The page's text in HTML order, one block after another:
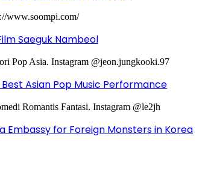
Saeguk Nambeol
Asian Pop Music Performance
Embassy for Foreign Monsters in Korea